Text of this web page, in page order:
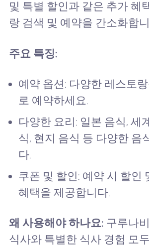
및 특별 할인과 같은 추가 혜
랑 검색 및 예약을 간소화합
주요 특징:
예약 옵션: 다양한 레스토
로 예약하세요.
다양한 요리: 일본 음식, 세
식, 현지 음식 등 다양한 음
다.
쿠폰 및 할인: 예약 시 할인
혜택을 제공합니다.
왜 사용해야 하나요: 구루나
식사와 특별한 식사 경험 모